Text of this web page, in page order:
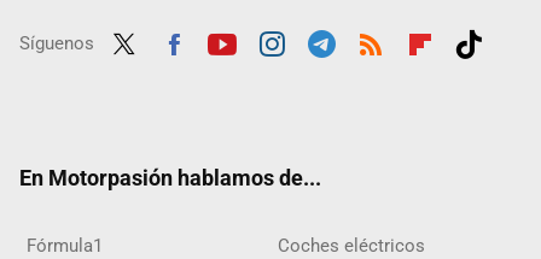
Síguenos
En Motorpasión hablamos de...
Fórmula1 Coches eléctricos